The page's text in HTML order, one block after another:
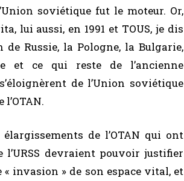
soviétique fut le moteur. Or,
lui aussi, en 1991 et TOUS, je dis
Russie, la Pologne, la Bulgarie,
et ce qui reste de l’ancienne
de l’Union soviétique
de l’OTAN qui ont
devraient pouvoir justifier
invasion » de son espace vital, et